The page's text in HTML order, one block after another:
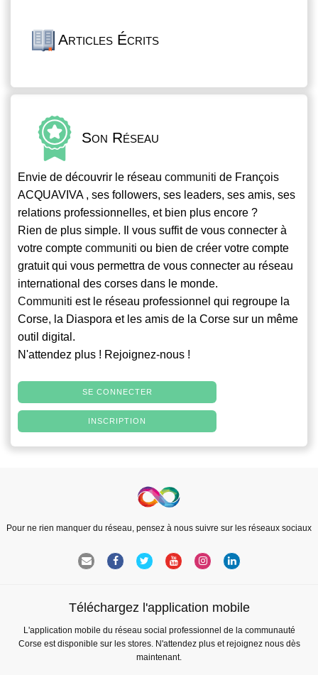
Articles Écrits
Son Réseau
Envie de découvrir le réseau communiti de François
ACQUAVIVA , ses followers, ses leaders, ses amis, ses
relations professionnelles, et bien plus encore ?
Rien de plus simple. Il vous suffit de vous connecter à
votre compte communiti ou bien de créer votre compte
gratuit qui vous permettra de vous connecter au réseau
international des corses dans le monde.
Communiti est le réseau professionnel qui regroupe la
Corse, la Diaspora et les amis de la Corse sur un même
outil digital.
N'attendez plus ! Rejoignez-nous !
SE CONNECTER
INSCRIPTION
Pour ne rien manquer du réseau, pensez à nous suivre sur les réseaux sociaux
Téléchargez l'application mobile
L'application mobile du réseau social professionnel de la communauté
Corse est disponible sur les stores. N'attendez plus et rejoignez nous dès
maintenant.